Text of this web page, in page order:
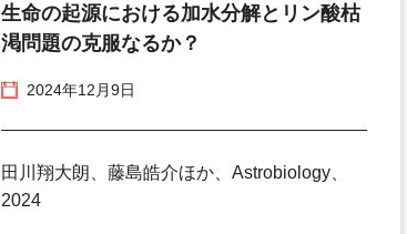
生命の起源における加水分解とリン酸枯
渇問題の克服なるか？
2024年12月9日
田川翔大朗、藤島皓介ほか、Astrobiology、
2024